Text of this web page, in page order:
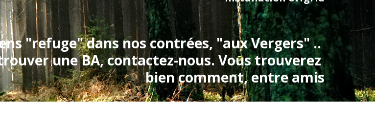
"refuge" dans nos contrées, "aux Vergers" ..
une BA, contactez-nous. Vous trouverez
bien comment, entre amis